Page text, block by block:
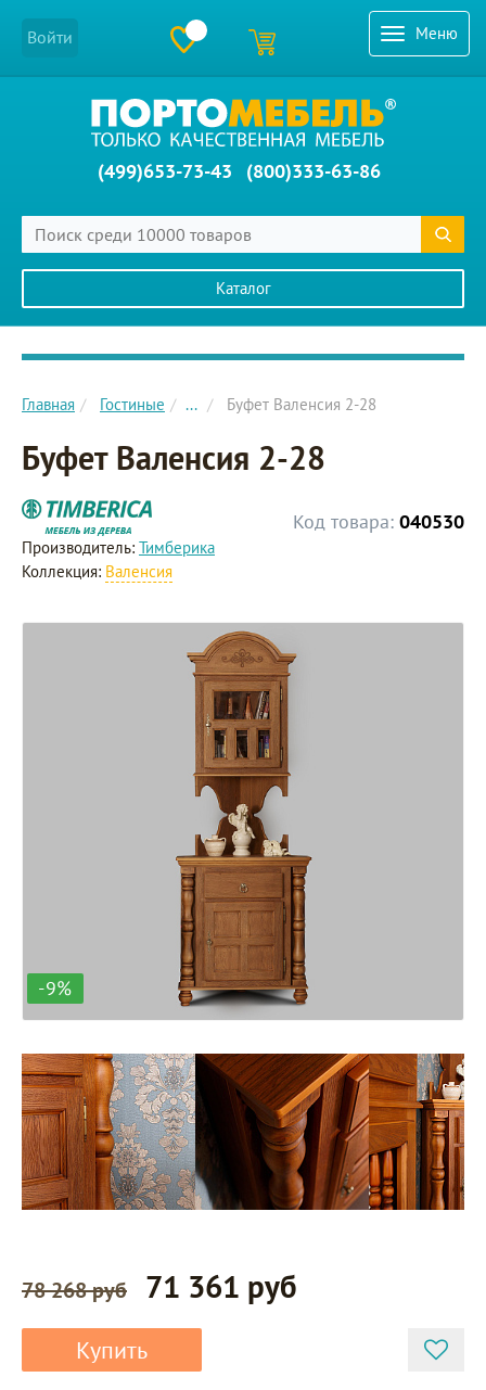
Меню
Войти
(499)653-73-43 (800)333-63-86
Каталог
Главное меню сайта
Главная Гостиные ... Буфет Валенсия 2-28
Буфет Валенсия 2-28
Код товара: 040530
Производитель: Тимберика
Коллекция: Валенсия
-9%
78 268 руб 71 361 руб
Купить